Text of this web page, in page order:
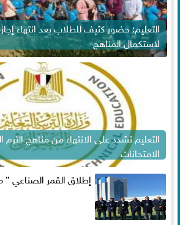
التعليم: حضور كثيف للطلاب بعد انتهاء
لاستكمال المناهج
الامتحانات
إطلاق القمر الصناعي ”